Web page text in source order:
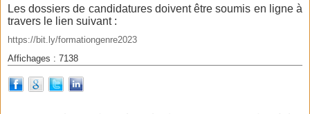
Les dossiers de candidatures doivent être soumis en ligne à
travers le lien suivant :
https://bit.ly/formationgenre2023
Affichages : 7138